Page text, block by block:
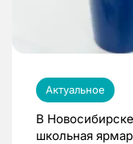
Актуальное
В
школьная